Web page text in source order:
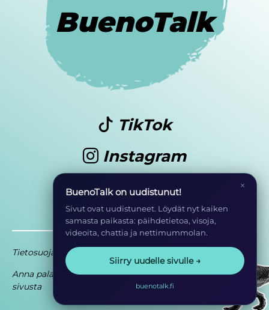
BuenoTalk
TikTok
Instagram
Youtube
Tietosuoja
Anna palautetta
sivusta
Osa EHYT ry:n
toimintaa
×
BuenoTalk on uudistunut!
Sivut ovat uudistuneet. Löydät nyt kaiken
samasta paikasta: päihdetietoa, visoja,
videoita, chattia ja nettimummolan.
Siirry uudelle sivulle →
buenotalk.fi